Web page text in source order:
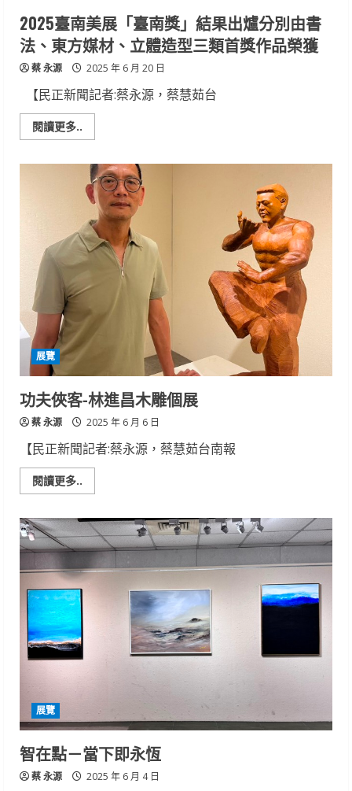
靜
觀
慈
悲
2025臺南美展「臺南獎」結果出爐分別由書
法、東方媒材、立體造型三類首獎作品榮獲
蔡 永源 2025 年 6 月 20 日
【民正新聞記者:蔡永源，蔡慧茹台
閱讀更多..
more
臺
南
美
展
「臺
南
獎」
結
果
出
分
由
書
法、
東
方
材、
立
體
造
型
類
首
獎
展覽
功夫俠客-林進昌木雕個展
蔡 永源 2025 年 6 月 6 日
【民正新聞記者:蔡永源，蔡慧茹台南報
閱讀更多..
more
夫
俠
客-
林
進
昌
木
雕
個
展
展覽
智在點－當下即永恆
蔡 永源 2025 年 6 月 4 日